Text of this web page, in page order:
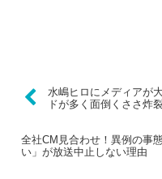
水嶋ヒロにメディアが
ドが多く面倒くささ炸
全社CM見合わせ！異例の事
い」が放送中止しない理由